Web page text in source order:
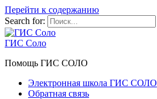
Перейти к содержанию
Search for:
ГИС Соло
Помощь ГИС СОЛО
Электронная школа ГИС СОЛО
Обратная связь